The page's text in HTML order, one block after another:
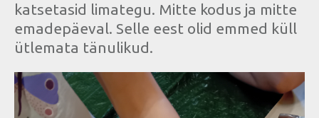
katsetasid limategu. Mitte kodus ja mitte
emadepäeval. Selle eest olid emmed küll
ütlemata tänulikud.